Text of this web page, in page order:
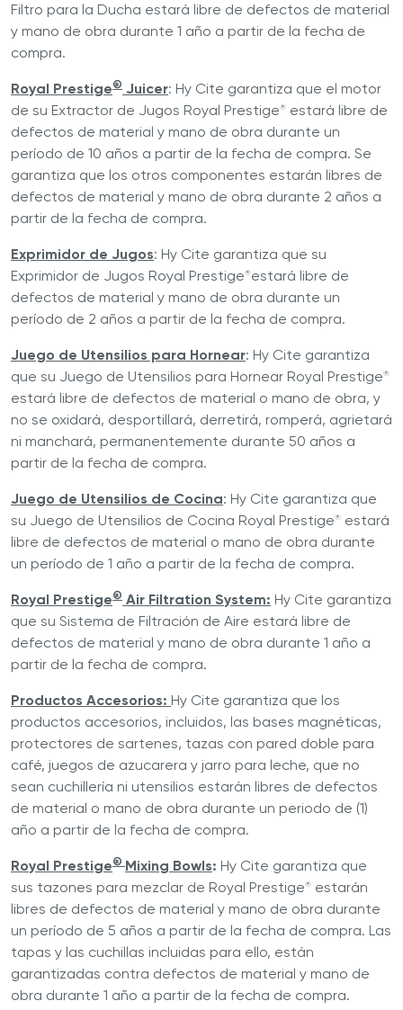
Filtro para la Ducha estará libre de defectos de material
y mano de obra durante 1 año a partir de la fecha de
compra.
Royal Prestige® Juicer: Hy Cite garantiza que el motor
de su Extractor de Jugos Royal Prestige® estará libre de
defectos de material y mano de obra durante un
período de 10 años a partir de la fecha de compra. Se
garantiza que los otros componentes estarán libres de
defectos de material y mano de obra durante 2 años a
partir de la fecha de compra.
Exprimidor de Jugos: Hy Cite garantiza que su
Exprimidor de Jugos Royal Prestige®estará libre de
defectos de material y mano de obra durante un
período de 2 años a partir de la fecha de compra.
Juego de Utensilios para Hornear: Hy Cite garantiza
que su Juego de Utensilios para Hornear Royal Prestige®
estará libre de defectos de material o mano de obra, y
no se oxidará, desportillará, derretirá, romperá, agrietará
ni manchará, permanentemente durante 50 años a
partir de la fecha de compra.
Juego de Utensilios de Cocina: Hy Cite garantiza que
su Juego de Utensilios de Cocina Royal Prestige® estará
libre de defectos de material o mano de obra durante
un período de 1 año a partir de la fecha de compra.
Royal Prestige® Air Filtration System: Hy Cite garantiza
que su Sistema de Filtración de Aire estará libre de
defectos de material y mano de obra durante 1 año a
partir de la fecha de compra.
Productos Accesorios: Hy Cite garantiza que los
productos accesorios, incluidos, las bases magnéticas,
protectores de sartenes, tazas con pared doble para
café, juegos de azucarera y jarro para leche, que no
sean cuchillería ni utensilios estarán libres de defectos
de material o mano de obra durante un periodo de (1)
año a partir de la fecha de compra.
Royal Prestige® Mixing Bowls: Hy Cite garantiza que
sus tazones para mezclar de Royal Prestige® estarán
libres de defectos de material y mano de obra durante
un período de 5 años a partir de la fecha de compra. Las
tapas y las cuchillas incluidas para ello, están
garantizadas contra defectos de material y mano de
obra durante 1 año a partir de la fecha de compra.